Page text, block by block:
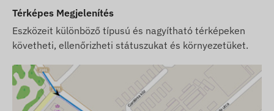
működtetéshez szükséges SIM kártyáról, annak
beállításairól és a kártya üzemeltetéséről
(feltöltés, éves adategyeztetés) Önnek kell
gondoskodnia.
Ha a készülék mellett szoftver előfizetést is
vásárol, de SIM kártyát nem, akkor a készüléket
már a szoftverünkben regisztrálva, működésre
Térképes Megjelenítés
Eszközeit különböző típusú és nagyítható térképeken
követheti, ellenőrizheti státuszukat és környezetüket.